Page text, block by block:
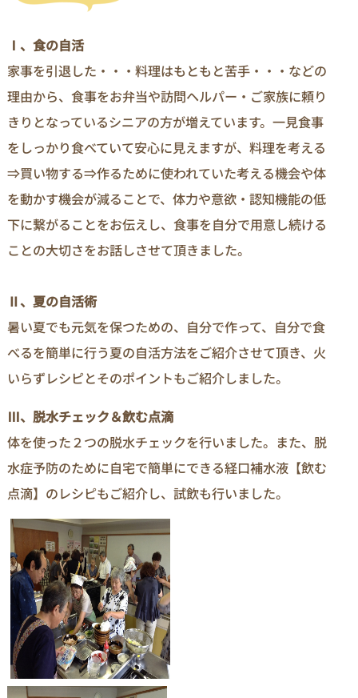
Ⅰ、食の自活
家事を引退した・・・料理はもともと苦手・・・などの
理由から、食事をお弁当や訪問ヘルパー・ご家族に頼り
きりとなっているシニアの方が増えています。一見食事
をしっかり食べていて安心に見えますが、料理を考える
⇒買い物する⇒作るために使われていた考える機会や体
を動かす機会が減ることで、体力や意欲・認知機能の低
下に繋がることをお伝えし、食事を自分で用意し続ける
ことの大切さをお話しさせて頂きました。
Ⅱ、夏の自活術
暑い夏でも元気を保つための、自分で作って、自分で食
べるを簡単に行う夏の自活方法をご紹介させて頂き、火
いらずレシピとそのポイントもご紹介しました。
Ⅲ、脱水チェック＆飲む点滴
体を使った２つの脱水チェックを行いました。また、脱
水症予防のために自宅で簡単にできる経口補水液【飲む
点滴】のレシピもご紹介し、試飲も行いました。